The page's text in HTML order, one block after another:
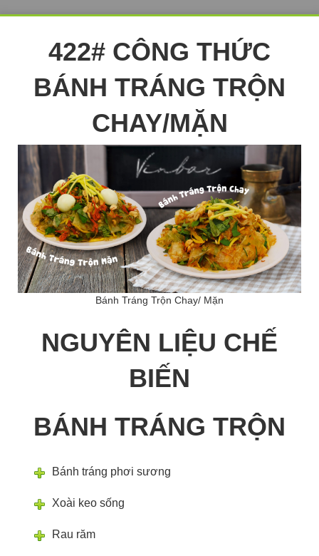
422# CÔNG THỨC
BÁNH TRÁNG TRỘN
CHAY/MẶN
Bánh Tráng Trộn Chay/ Mặn
NGUYÊN LIỆU CHẾ
BIẾN
BÁNH TRÁNG TRỘN
Bánh tráng phơi sương
Xoài keo sống
Rau răm